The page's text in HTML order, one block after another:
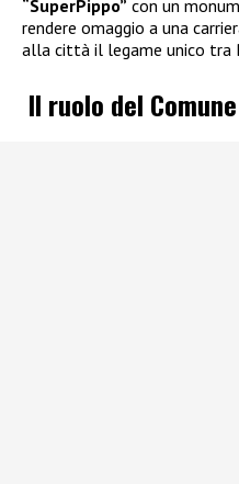
“SuperPippo” con un
rendere omaggio a una
alla città il legame unico tra
Il ruolo del